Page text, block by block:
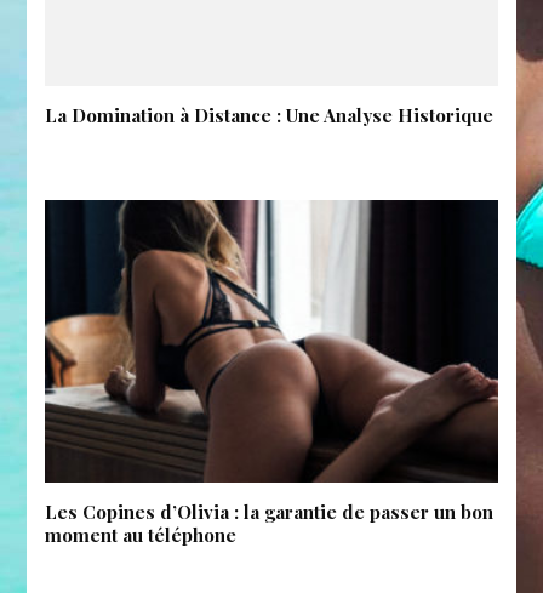
La Domination à Distance : Une Analyse Historique
Les Copines d’Olivia : la garantie de passer un bon
moment au téléphone